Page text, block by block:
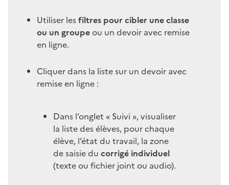
Utiliser lesfiltres pour cibler une classe
ou un groupeou un devoir avec remise
en ligne.
Cliquer dans la liste sur un devoir avec
remise en ligne :
Dans l’onglet « Suivi », visualiser
la liste des élèves, pour chaque
élève, l’état du travail, la zone
de saisie du corrigé individuel
(texte ou fichier joint ou audio).